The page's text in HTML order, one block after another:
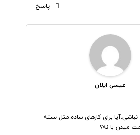
پاسخ
عیسی ایلان
برای کارهای ساده.مثل بسته
میدن یا نه؟